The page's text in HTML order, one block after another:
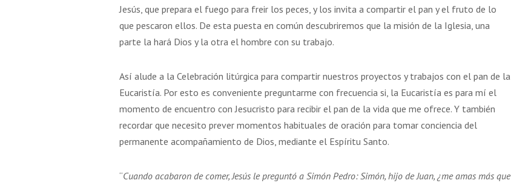
Jesús, que prepara el fuego para freir los peces, y los invita a compartir el pan y el fruto de lo
que pescaron ellos. De esta puesta en común descubriremos que la misión de la Iglesia, una
parte la hará Dios y la otra el hombre con su trabajo.
Así alude a la Celebración litúrgica para compartir nuestros proyectos y trabajos con el pan de la
Eucaristía. Por esto es conveniente preguntarme con frecuencia si, la Eucaristía es para mí el
momento de encuentro con Jesucristo para recibir el pan de la vida que me ofrece. Y también
recordar que necesito prever momentos habituales de oración para tomar conciencia del
permanente acompañamiento de Dios, mediante el Espíritu Santo.
“Cuando acabaron de comer, Jesús le preguntó a Simón Pedro: Simón, hijo de Juan, ¿me amas más que